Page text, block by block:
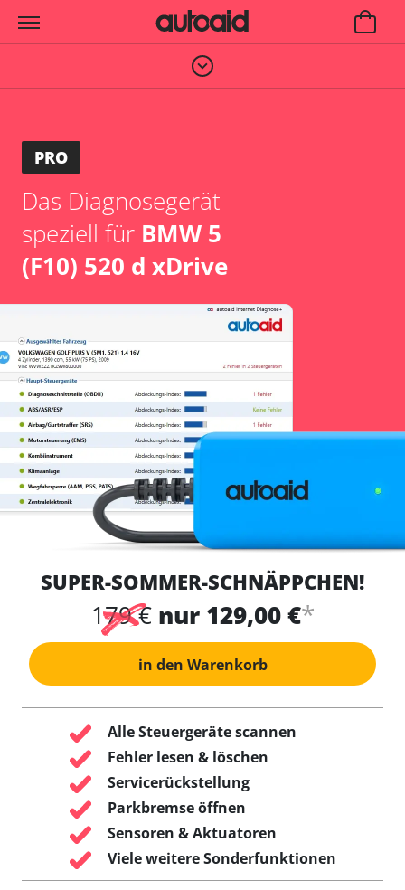
PRO
Das Diagnosegerät
speziell für BMW 5
(F10) 520 d xDrive
SUPER-SOMMER-SCHNÄPPCHEN!
179 € nur 129,00 €*
in den Warenkorb
Alle Steuergeräte scannen
Fehler lesen & löschen
Servicerückstellung
Parkbremse öffnen
Sensoren & Aktuatoren
Viele weitere Sonderfunktionen